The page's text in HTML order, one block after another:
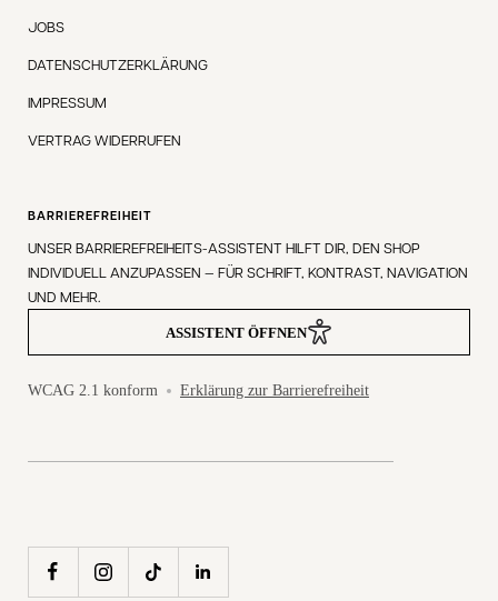
JOBS
DATENSCHUTZERKLÄRUNG
IMPRESSUM
VERTRAG WIDERRUFEN
BARRIEREFREIHEIT
UNSER BARRIEREFREIHEITS-ASSISTENT HILFT DIR, DEN SHOP
INDIVIDUELL ANZUPASSEN — FÜR SCHRIFT, KONTRAST, NAVIGATION
UND MEHR.
ASSISTENT ÖFFNEN
WCAG 2.1 konform Erklärung zur Barrierefreiheit